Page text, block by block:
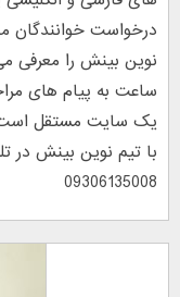
درخواست خوانندگان
ساعت به پیام های
یک سایت مستقل است و
با تیم نوین بینش در
09306135008